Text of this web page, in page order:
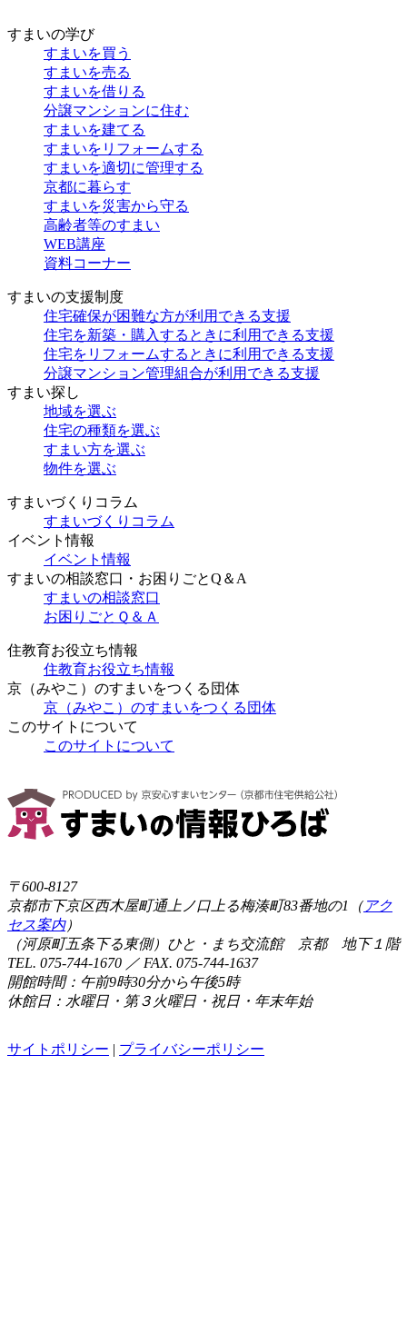
すまいの学び
すまいを買う
すまいを売る
すまいを借りる
分譲マンションに住む
すまいを建てる
すまいをリフォームする
すまいを適切に管理する
京都に暮らす
すまいを災害から守る
高齢者等のすまい
WEB講座
資料コーナー
すまいの支援制度
住宅確保が困難な方が利用できる支援
住宅を新築・購入するときに利用できる支援
住宅をリフォームするときに利用できる支援
分譲マンション管理組合が利用できる支援
すまい探し
地域を選ぶ
住宅の種類を選ぶ
すまい方を選ぶ
物件を選ぶ
すまいづくりコラム
すまいづくりコラム
イベント情報
イベント情報
すまいの相談窓口・お困りごとQ＆A
すまいの相談窓口
お困りごとＱ＆Ａ
住教育お役立ち情報
住教育お役立ち情報
京（みやこ）のすまいをつくる団体
京（みやこ）のすまいをつくる団体
このサイトについて
このサイトについて
〒600-8127
京都市下京区西木屋町通上ノ口上る梅湊町83番地の1（ アク
セス案内）
（河原町五条下る東側）ひと・まち交流館 京都 地下１階
TEL. 075-744-1670 ／ FAX. 075-744-1637
開館時間：午前9時30分から午後5時
休館日：水曜日・第３火曜日・祝日・年末年始
サイトポリシー | プライバシーポリシー